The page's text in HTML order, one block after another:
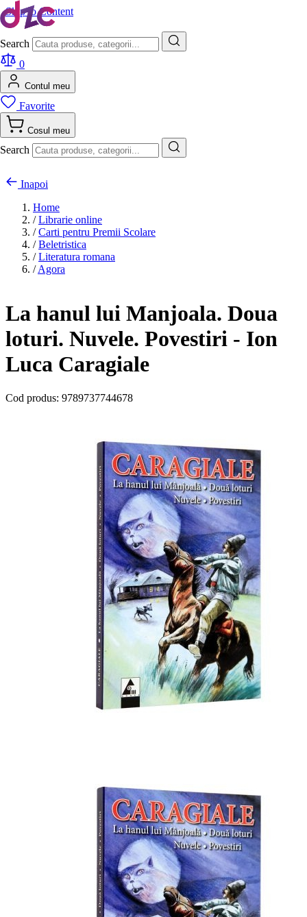
Skip to Content
Search
0
Contul meu
Favorite
Cosul meu
Search
Inapoi
Home
/ Librarie online
/ Carti pentru Premii Scolare
/ Beletristica
/ Literatura romana
/ Agora
La hanul lui Manjoala. Doua
loturi. Nuvele. Povestiri - Ion
Luca Caragiale
Cod produs: 9789737744678